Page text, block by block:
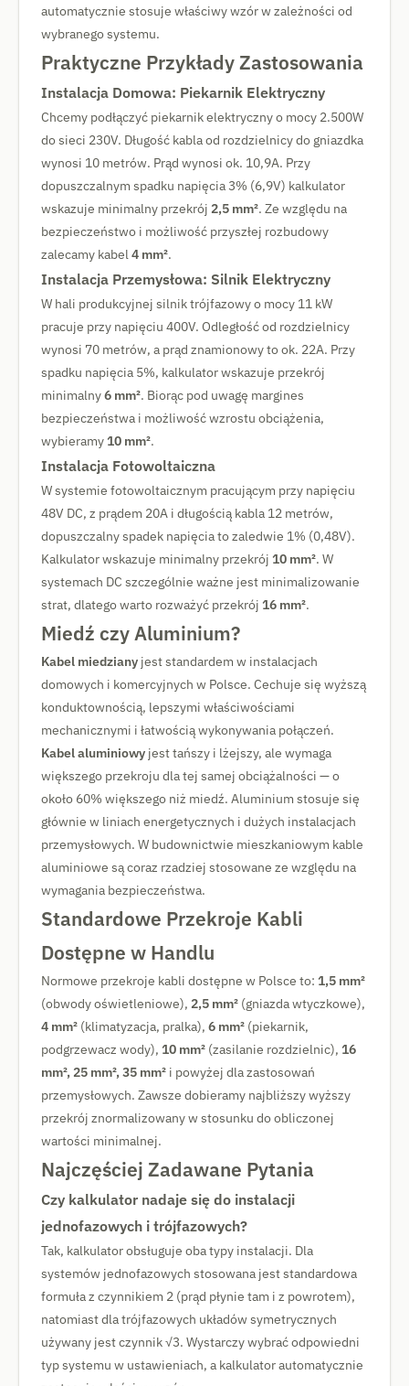
automatycznie stosuje właściwy wzór w zależności od
wybranego systemu.
Praktyczne Przykłady Zastosowania
Instalacja Domowa: Piekarnik Elektryczny
Chcemy podłączyć piekarnik elektryczny o mocy 2.500W
do sieci 230V. Długość kabla od rozdzielnicy do gniazdka
wynosi 10 metrów. Prąd wynosi ok. 10,9A. Przy
dopuszczalnym spadku napięcia 3% (6,9V) kalkulator
wskazuje minimalny przekrój 2,5 mm². Ze względu na
bezpieczeństwo i możliwość przyszłej rozbudowy
zalecamy kabel4 mm².
Instalacja Przemysłowa: Silnik Elektryczny
W hali produkcyjnej silnik trójfazowy o mocy 11 kW
pracuje przy napięciu 400V. Odległość od rozdzielnicy
wynosi 70 metrów, a prąd znamionowy to ok. 22A. Przy
spadku napięcia 5%, kalkulator wskazuje przekrój
minimalny6 mm². Biorąc pod uwagę margines
bezpieczeństwa i możliwość wzrostu obciążenia,
wybieramy 10 mm².
Instalacja Fotowoltaiczna
W systemie fotowoltaicznym pracującym przy napięciu
48V DC, z prądem 20A i długością kabla 12 metrów,
dopuszczalny spadek napięcia to zaledwie 1% (0,48V).
Kalkulator wskazuje minimalny przekrój 10 mm². W
systemach DC szczególnie ważne jest minimalizowanie
strat, dlatego warto rozważyć przekrój 16 mm².
Miedź czy Aluminium?
Kabel miedziany jest standardem w instalacjach
domowych i komercyjnych w Polsce. Cechuje się wyższą
konduktownością, lepszymi właściwościami
mechanicznymi i łatwością wykonywania połączeń.
Kabel aluminiowy jest tańszy i lżejszy, ale wymaga
większego przekroju dla tej samej obciążalności — o
około 60% większego niż miedź. Aluminium stosuje się
głównie w liniach energetycznych i dużych instalacjach
przemysłowych. W budownictwie mieszkaniowym kable
aluminiowe są coraz rzadziej stosowane ze względu na
wymagania bezpieczeństwa.
Standardowe Przekroje Kabli
Dostępne w Handlu
Normowe przekroje kabli dostępne w Polsce to: 1,5 mm²
(obwody oświetleniowe), 2,5 mm² (gniazda wtyczkowe),
4 mm² (klimatyzacja, pralka), 6 mm² (piekarnik,
podgrzewacz wody), 10 mm² (zasilanie rozdzielnic), 16
mm², 25 mm², 35 mm² i powyżej dla zastosowań
przemysłowych. Zawsze dobieramy najbliższy wyższy
przekrój znormalizowany w stosunku do obliczonej
wartości minimalnej.
Najczęściej Zadawane Pytania
Czy kalkulator nadaje się do instalacji
jednofazowych i trójfazowych?
Tak, kalkulator obsługuje oba typy instalacji. Dla
systemów jednofazowych stosowana jest standardowa
formuła z czynnikiem 2 (prąd płynie tam i z powrotem),
natomiast dla trójfazowych układów symetrycznych
używany jest czynnik √3. Wystarczy wybrać odpowiedni
typ systemu w ustawieniach, a kalkulator automatycznie